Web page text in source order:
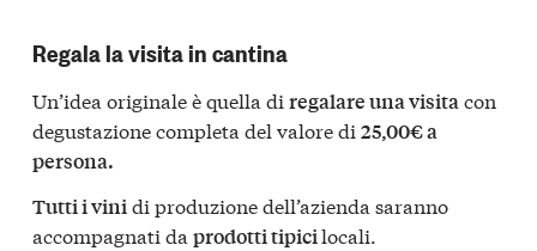
Regala la visita in cantina
Un’idea originale è quella di regalare una visitacon
degustazione completa del valore di 25,00€ a
persona.
Tutti i vinidi produzione dell’azienda saranno
accompagnati da prodotti tipicilocali.